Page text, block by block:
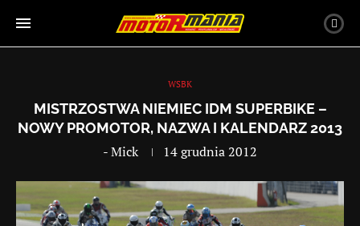
WSBK
MISTRZOSTWA NIEMIEC IDM SUPERBIKE –
NOWY PROMOTOR, NAZWA I KALENDARZ 2013
-Mick 14 grudnia 2012